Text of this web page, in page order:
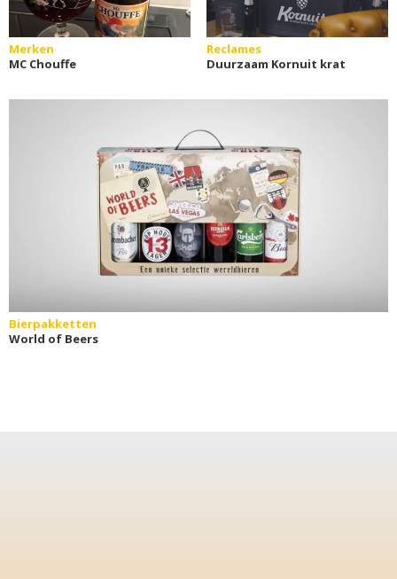
Merken
MC Chouffe
Reclames
Duurzaam Kornuit krat
Bierpakketten
World of Beers